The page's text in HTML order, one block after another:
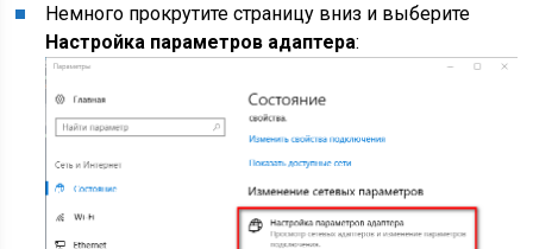
Немного прокрутите страницу вниз и выберите
Настройка параметров адаптера: